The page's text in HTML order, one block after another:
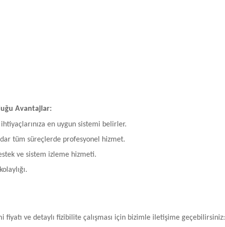
Avantajlar:
en uygun sistemi belirler.
tüm süreçlerde profesyonel hizmet.
ve sistem izleme hizmeti.
ve detaylı fizibilite çalışması için bizimle iletişime geçebilirsiniz: